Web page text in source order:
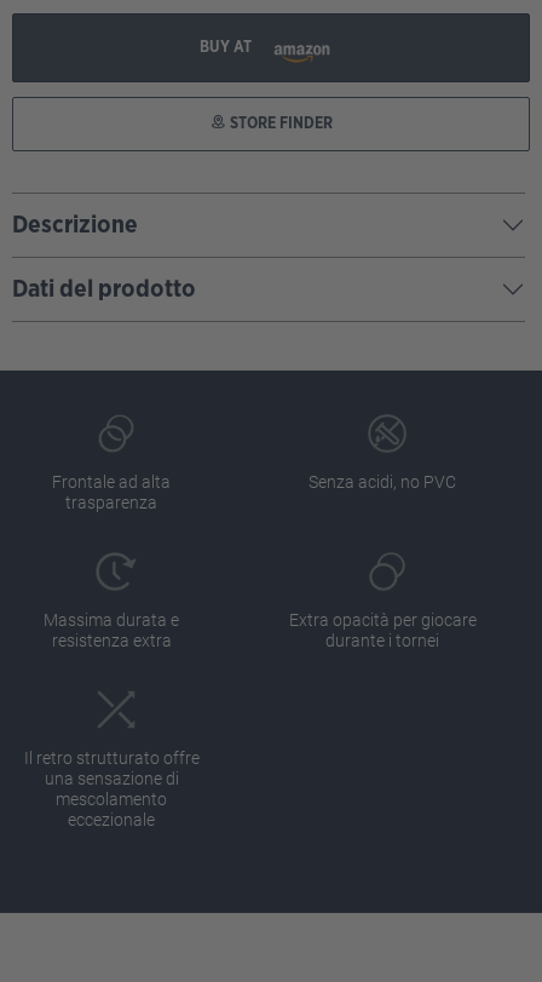
BUY AT
STORE FINDER
Descrizione
Dati del prodotto
Frontale ad alta
trasparenza
Senza acidi, no PVC
Massima durata e
resistenza extra
Extra opacità per giocare
durante i tornei
Il retro strutturato offre
una sensazione di
mescolamento
eccezionale